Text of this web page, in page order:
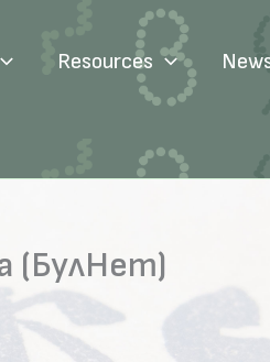
Resources
(БулНет)